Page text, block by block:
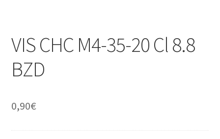
VIS CHC M4-35-20 Cl 8.8
BZD
0,90€